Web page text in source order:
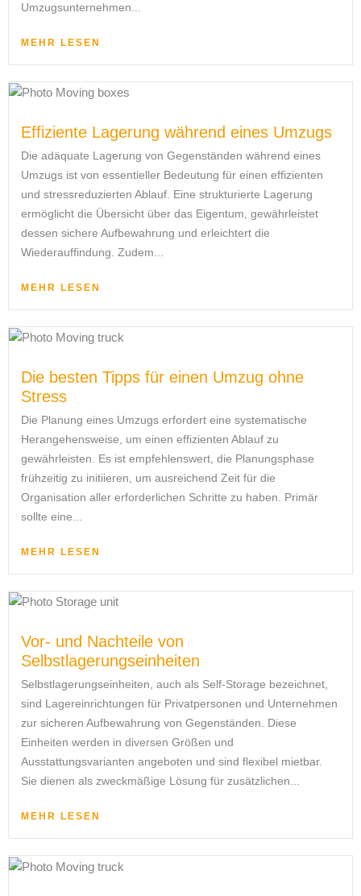
Umzugsunternehmen...
MEHR LESEN
Effiziente Lagerung während eines Umzugs
Die adäquate Lagerung von Gegenständen während eines
Umzugs ist von essentieller Bedeutung für einen effizienten
und stressreduzierten Ablauf. Eine strukturierte Lagerung
ermöglicht die Übersicht über das Eigentum, gewährleistet
dessen sichere Aufbewahrung und erleichtert die
Wiederauffindung. Zudem...
MEHR LESEN
Die besten Tipps für einen Umzug ohne
Stress
Die Planung eines Umzugs erfordert eine systematische
Herangehensweise, um einen effizienten Ablauf zu
gewährleisten. Es ist empfehlenswert, die Planungsphase
frühzeitig zu initiieren, um ausreichend Zeit für die
Organisation aller erforderlichen Schritte zu haben. Primär
sollte eine...
MEHR LESEN
Vor- und Nachteile von
Selbstlagerungseinheiten
Selbstlagerungseinheiten, auch als Self-Storage bezeichnet,
sind Lagereinrichtungen für Privatpersonen und Unternehmen
zur sicheren Aufbewahrung von Gegenständen. Diese
Einheiten werden in diversen Größen und
Ausstattungsvarianten angeboten und sind flexibel mietbar.
Sie dienen als zweckmäßige Lösung für zusätzlichen...
MEHR LESEN